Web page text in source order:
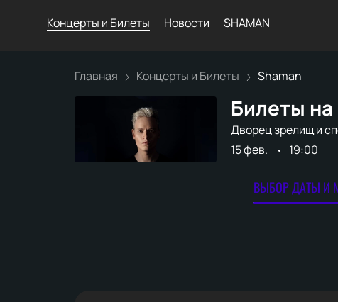
Концерты и Билеты Новости SHAMAN
Главная Концерты и Билеты Shaman
Билеты
Дворец зрелищ и
15 фев.
19:00
ВЫБОР ДАТЫ И